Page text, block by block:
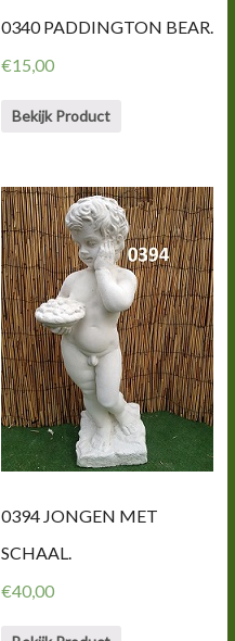
0340 PADDINGTON BEAR.
€15,00
Bekijk Product
0394 JONGEN MET
SCHAAL.
€40,00